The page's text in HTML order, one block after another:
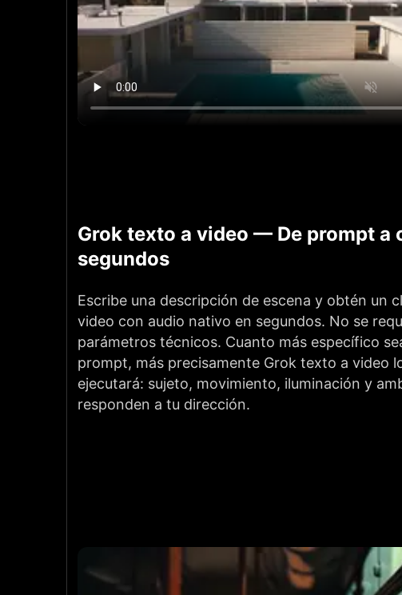
Grok texto a video — De prompt a
segundos
Escribe una descripción de escena y obtén un
video con audio nativo en segundos. No se
parámetros técnicos. Cuanto más específico
prompt, más precisamente Grok texto a video
ejecutará: sujeto, movimiento, iluminación y
responden a tu dirección.